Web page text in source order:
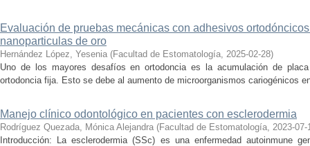
Evaluación de pruebas mecánicas con adhesivos
nanoparticulas de oro
Hernández López, Yesenia (Facultad de Estomatología, 2025-02-28)
Uno de los mayores desafíos en ortodoncia es la acumulación de
ortodoncia fija. Esto se debe al aumento de microorganismos cariogénicos
Manejo clínico odontológico en pacientes con esclerodermia
Rodríguez Quezada, Mónica Alejandra (Facultad de Estomatología, 2023-07-
Introducción: La esclerodermia (SSc) es una enfermedad autoinmune